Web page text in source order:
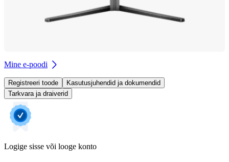
Mine e-poodi
Registreeri toode
Kasutusjuhendid ja dokumendid
Tarkvara ja draiverid
Logige sisse või looge konto